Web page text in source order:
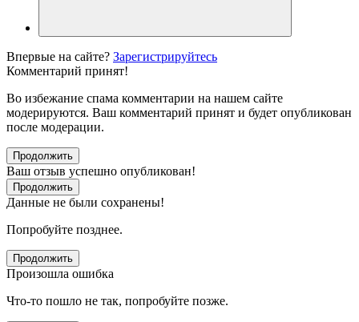
Впервые на сайте? Зарегистрируйтесь
Комментарий принят!
Во избежание спама комментарии на нашем сайте
модерируются. Ваш комментарий принят и будет опубликован
после модерации.
Продолжить
Ваш отзыв успешно опубликован!
Продолжить
Данные не были сохранены!
Попробуйте позднее.
Продолжить
Произошла ошибка
Что-то пошло не так, попробуйте позже.